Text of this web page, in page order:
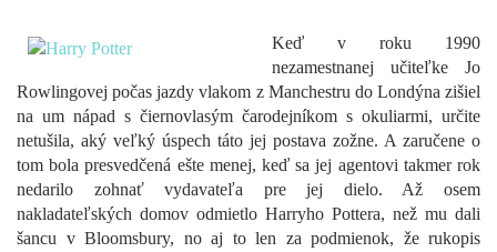
Keď v roku 1990
nezamestnanej učiteľke Jo
Rowlingovej počas jazdy vlakom z Manchestru do Londýna zišiel
na um nápad s čiernovlasým čarodejníkom s okuliarmi, určite
netušila, aký veľký úspech táto jej postava zožne. A zaručene o
tom bola presvedčená ešte menej, keď sa jej agentovi takmer rok
nedarilo zohnať vydavateľa pre jej dielo. Až osem
nakladateľských domov odmietlo Harryho Pottera, než mu dali
šancu v Bloomsbury, no aj to len za podmienok, že rukopis